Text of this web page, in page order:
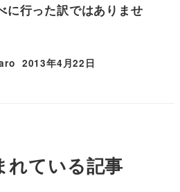
に行った訳ではありませ
2013年4月22日
れている記事